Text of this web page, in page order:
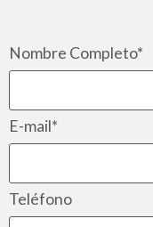
Nombre Completo*
E-mail*
Teléfono